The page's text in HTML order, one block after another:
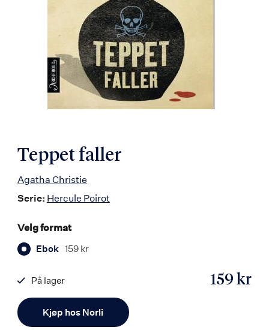
Teppet faller
Agatha Christie
Serie: Hercule Poirot
Velg format
Ebok 159 kr
Kjøp hos Norli
159 kr
På lager
9788203217883